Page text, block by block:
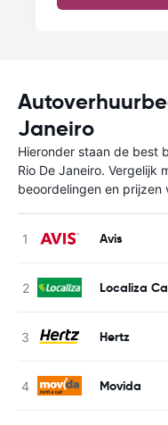
Janeiro
Hieronder staan de best
Rio De Janeiro. Vergelijk
beoordelingen en
Avis
Localiza
Hertz
Movida